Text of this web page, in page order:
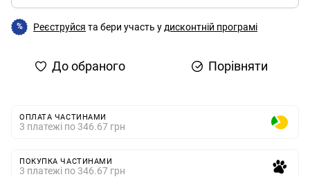
% Реєструйся та бери участь у дисконтній програмі
До обраного Порівняти
ОПЛАТА ЧАСТИНАМИ
3 платежі по 346.67 грн
ПОКУПКА ЧАСТИНАМИ
3 платежі по 346.67 грн